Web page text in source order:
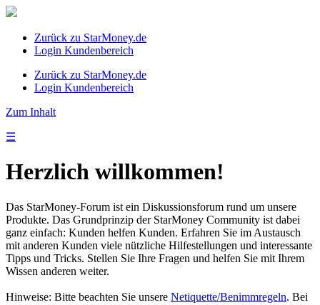
Zurück zu StarMoney.de
Login Kundenbereich
Zurück zu StarMoney.de
Login Kundenbereich
Zum Inhalt
☰
Herzlich willkommen!
Das StarMoney-Forum ist ein Diskussionsforum rund um unsere
Produkte. Das Grundprinzip der StarMoney Community ist dabei
ganz einfach: Kunden helfen Kunden. Erfahren Sie im Austausch
mit anderen Kunden viele nützliche Hilfestellungen und interessante
Tipps und Tricks. Stellen Sie Ihre Fragen und helfen Sie mit Ihrem
Wissen anderen weiter.
Hinweise: Bitte beachten Sie unsere Netiquette/Benimmregeln. Bei